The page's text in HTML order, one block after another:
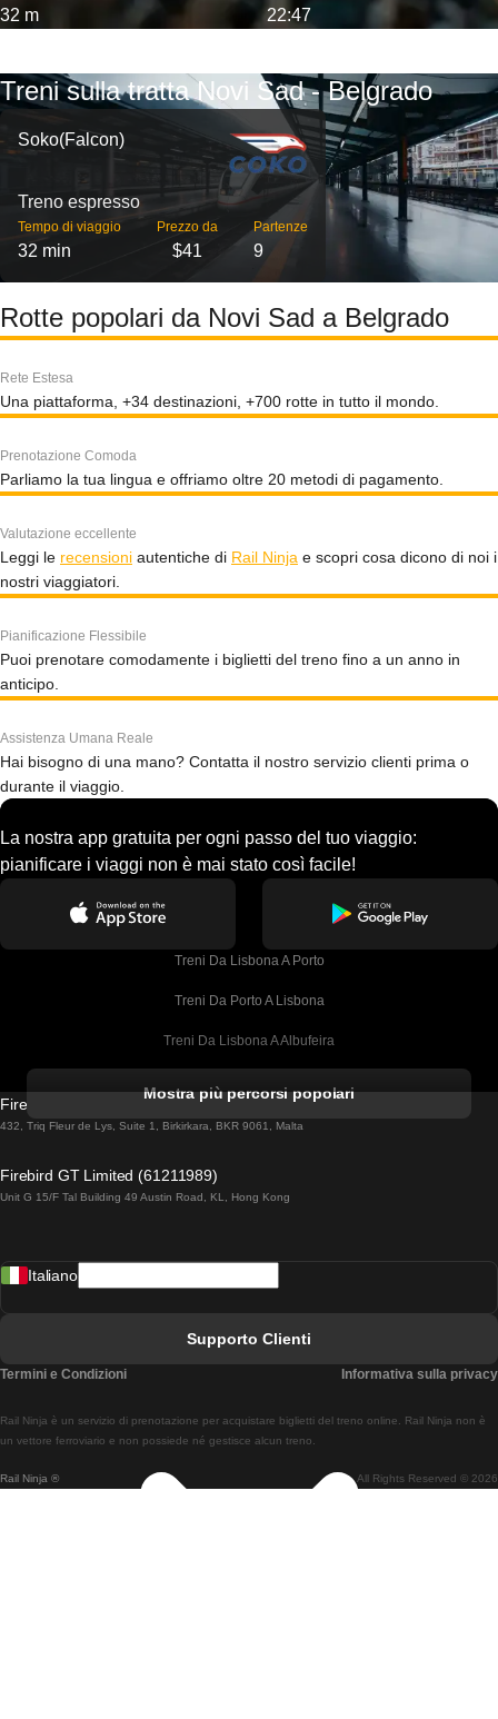
32 m 22:47
Treni sulla tratta Novi Sad - Belgrado
Soko(Falcon)
Treno espresso
Tempo di viaggio
32 min
Prezzo da
$41
Partenze
9
Rotte popolari da Novi Sad a Belgrado
Rete Estesa
Una piattaforma, +34 destinazioni, +700 rotte in tutto il mondo.
Prenotazione Comoda
Parliamo la tua lingua e offriamo oltre 20 metodi di pagamento.
Valutazione eccellente
Leggi le recensioni autentiche di Rail Ninja e scopri cosa dicono di noi i
nostri viaggiatori.
Pianificazione Flessibile
Puoi prenotare comodamente i biglietti del treno fino a un anno in
anticipo.
Assistenza Umana Reale
Hai bisogno di una mano? Contatta il nostro servizio clienti prima o
durante il viaggio.
La nostra app gratuita per ogni passo del tuo viaggio:
pianificare i viaggi non è mai stato così facile!
Treni Da Lisbona A Porto
Treni Da Porto A Lisbona
Treni Da Lisbona A Albufeira
Treni Da Lisbona A Lagos
Treni Da Lisbona A Madrid
Treni Da Lisbon A Braga
Treni Da Braga A Lisbona
Mostra più percorsi popolari
Firebird GT Limited (OC 1451)
432, Triq Fleur de Lys, Suite 1, Birkirkara, BKR 9061, Malta
Firebird GT Limited (61211989)
Unit G 15/F Tal Building 49 Austin Road, KL, Hong Kong
Rail Ninja ® All Rights Reserved © 2026
Rail Ninja è un servizio di prenotazione per acquistare biglietti del treno online. Rail Ninja non è
un vettore ferroviario e non possiede né gestisce alcun treno.
Italiano
Supporto Clienti
Termini e Condizioni Informativa sulla privacy